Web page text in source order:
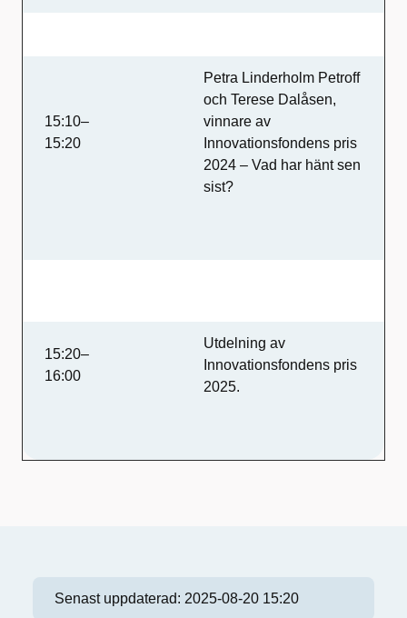
15:10–
15:20
Petra Linderholm Petroff
och Terese Dalåsen,
vinnare av
Innovationsfondens pris
2024 – Vad har hänt sen
sist?
15:20–
16:00
Utdelning av
Innovationsfondens pris
2025.
Senast uppdaterad: 2025-08-20 15:20